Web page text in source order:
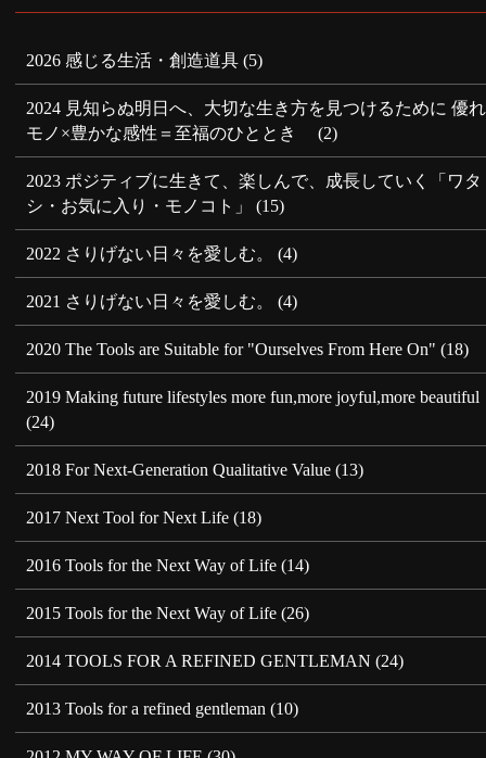
2026 感じる生活・創造道具 (5)
2024 見知らぬ明日へ、大切な生き方を見つけるために 優れ
モノ×豊かな感性＝至福のひととき
(2)
2023 ポジティブに生きて、楽しんで、成長していく「ワタ
シ・お気に入り・モノコト」
(15)
2022 さりげない日々を愛しむ。 (4)
2021 さりげない日々を愛しむ。 (4)
2020 The Tools are Suitable for "Ourselves From Here On" (18)
2019 Making future lifestyles more fun,more joyful,more beautiful
(24)
2018 For Next-Generation Qualitative Value (13)
2017 Next Tool for Next Life (18)
2016 Tools for the Next Way of Life (14)
2015 Tools for the Next Way of Life (26)
2014 TOOLS FOR A REFINED GENTLEMAN (24)
2013 Tools for a refined gentleman (10)